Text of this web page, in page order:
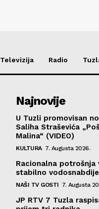
Televizija Radio
Najnovije
U Tuzli promovisan
Saliha Straševića
Malina“ (VIDEO)
KULTURA 7. Augusta 2026.
Racionalna potrošnja
stabilno
NAŠI TV GOSTI 7. Augusta
JP RTV 7 Tuzla